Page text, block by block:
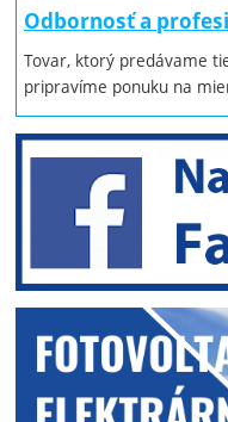
Odbornosť a
Tovar, ktorý predávame
pripravíme ponuku na